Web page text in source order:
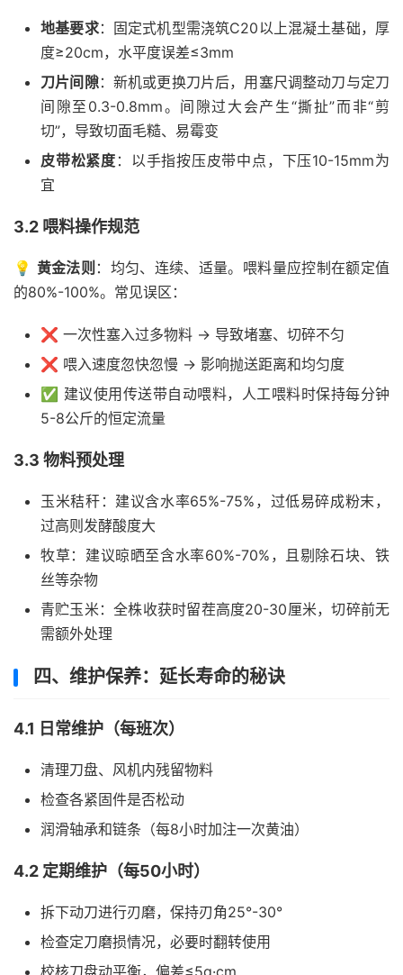
地基要求：固定式机型需浇筑C20以上混凝土基础，厚
度≥20cm，水平度误差≤3mm
刀片间隙：新机或更换刀片后，用塞尺调整动刀与定刀
间隙至0.3-0.8mm。间隙过大会产生“撕扯”而非“剪
切”，导致切面毛糙、易霉变
皮带松紧度 ：以手指按压皮带中点，下压10-15mm为
宜
3.2 喂料操作规范
💡 黄金法则 ：均匀、连续、适量。喂料量应控制在额定值
的80%-100%。常见误区：
❌ 一次性塞入过多物料 → 导致堵塞、切碎不匀
❌ 喂入速度忽快忽慢 → 影响抛送距离和均匀度
✅ 建议使用传送带自动喂料，人工喂料时保持每分钟
5-8公斤的恒定流量
3.3 物料预处理
玉米秸秆：建议含水率65%-75%，过低易碎成粉末，
过高则发酵酸度大
牧草：建议晾晒至含水率60%-70%，且剔除石块、铁
丝等杂物
青贮玉米：全株收获时留茬高度20-30厘米，切碎前无
需额外处理
四、维护保养：延长寿命的秘诀
4.1 日常维护（每班次）
清理刀盘、风机内残留物料
检查各紧固件是否松动
润滑轴承和链条（每8小时加注一次黄油）
4.2 定期维护（每50小时）
拆下动刀进行刃磨，保持刃角25°-30°
检查定刀磨损情况，必要时翻转使用
校核刀盘动平衡，偏差≤5g·cm